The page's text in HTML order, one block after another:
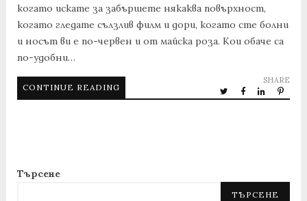
когато искате за забършете някаква повърхност,
когато гледате сълзлив филм и дори, когато сте болни
и носът ви е по-червен и от майска роза. Кои обаче са
по-удобни…
CONTINUE READING
SHARE
Търсене
ТЪРСЕНЕ